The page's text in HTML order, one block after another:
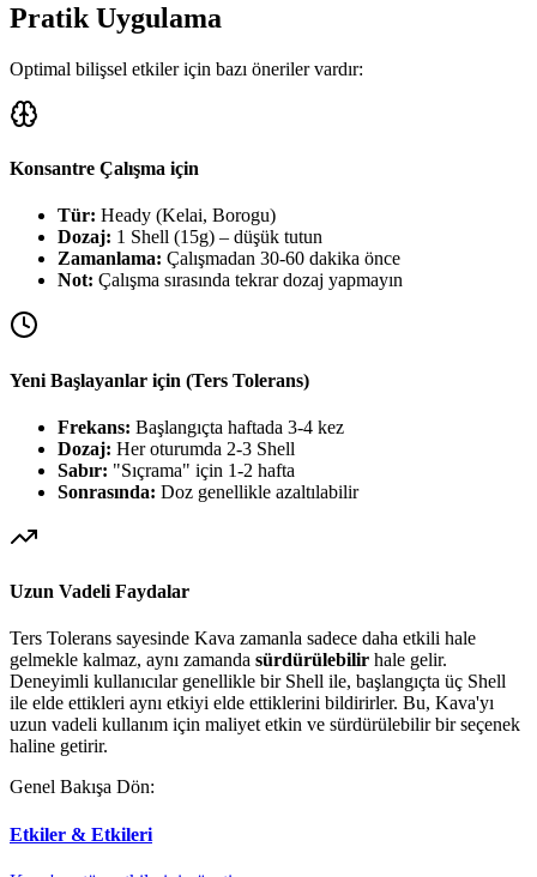
Pratik Uygulama
Optimal bilişsel etkiler için bazı öneriler vardır:
Konsantre Çalışma için
Tür: Heady (Kelai, Borogu)
Dozaj: 1 Shell (15g) – düşük tutun
Zamanlama: Çalışmadan 30-60 dakika önce
Not: Çalışma sırasında tekrar dozaj yapmayın
Yeni Başlayanlar için (Ters Tolerans)
Frekans: Başlangıçta haftada 3-4 kez
Dozaj: Her oturumda 2-3 Shell
Sabır: "Sıçrama" için 1-2 hafta
Sonrasında: Doz genellikle azaltılabilir
Uzun Vadeli Faydalar
Ters Tolerans sayesinde Kava zamanla sadece daha etkili hale
gelmekle kalmaz, aynı zamanda sürdürülebilir hale gelir.
Deneyimli kullanıcılar genellikle bir Shell ile, başlangıçta üç Shell
ile elde ettikleri aynı etkiyi elde ettiklerini bildirirler. Bu, Kava'yı
uzun vadeli kullanım için maliyet etkin ve sürdürülebilir bir seçenek
haline getirir.
Genel Bakışa Dön:
Etkiler & Etkileri